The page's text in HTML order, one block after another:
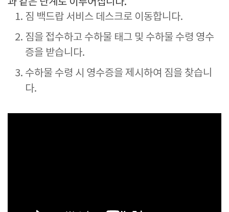
짐 백드랍 서비스 데스크로 이동합니다.
짐을 접수하고 수하물 태그 및 수하물 수령 영수
증을 받습니다.
수하물 수령 시 영수증을 제시하여 짐을 찾습니
다.